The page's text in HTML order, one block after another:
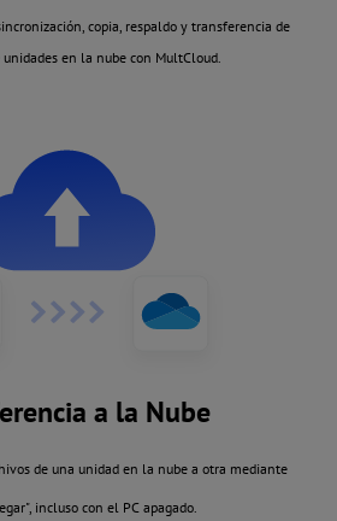
copia, respaldo y transferencia de
en la nube con MultCloud.
a la Nube
de una unidad en la nube a otra mediante
incluso con el PC apagado.